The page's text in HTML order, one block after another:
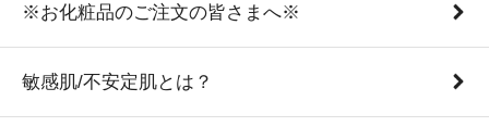
※お化粧品のご注文の皆さまへ※
敏感肌/不安定肌とは？